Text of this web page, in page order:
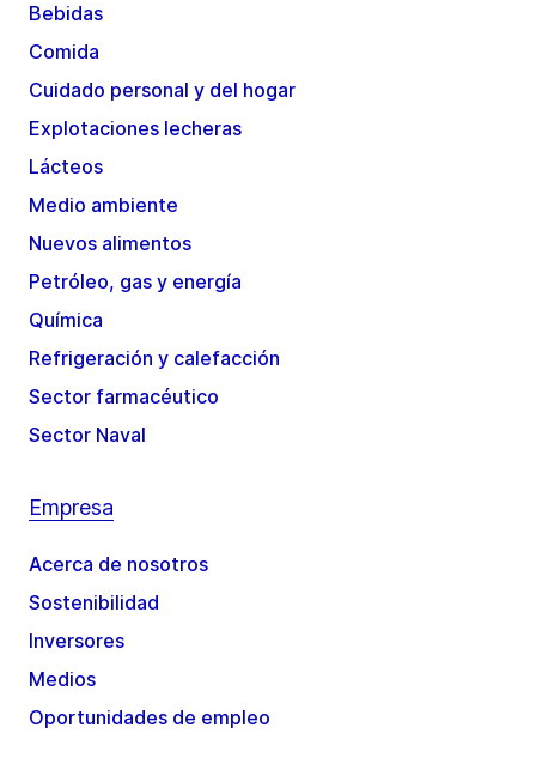
Bebidas
Comida
Cuidado personal y del hogar
Explotaciones lecheras
Lácteos
Medio ambiente
Nuevos alimentos
Petróleo, gas y energía
Química
Refrigeración y calefacción
Sector farmacéutico
Sector Naval
Empresa
Acerca de nosotros
Sostenibilidad
Inversores
Medios
Oportunidades de empleo